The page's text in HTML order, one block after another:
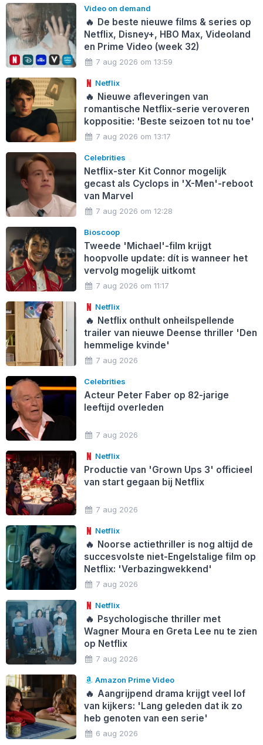
Video on demand
🔥 De beste nieuwe films & series op
Netflix, Disney+, HBO Max, Videoland
en Prime Video (week 32)
7 aug 2026 om 13:59
Netflix
🔥 Nieuwe afleveringen van
romantische Netflix-serie veroveren
koppositie: 'Beste seizoen tot nu toe'
7 aug 2026 om 13:17
Celebrities
Netflix-ster Kit Connor mogelijk
gecast als Cyclops in 'X-Men'-reboot
van Marvel
7 aug 2026 om 12:28
Bioscoop
Tweede 'Michael'-film krijgt
hoopvolle update: dít is wanneer het
vervolg mogelijk uitkomt
7 aug 2026 om 11:17
Netflix
🔥 Netflix onthult onheilspellende
trailer van nieuwe Deense thriller 'Den
hemmelige kvinde'
7 aug 2026
Celebrities
Acteur Peter Faber op 82-jarige
leeftijd overleden
7 aug 2026
Netflix
Productie van 'Grown Ups 3' officieel
van start gegaan bij Netflix
7 aug 2026
Netflix
🔥 Noorse actiethriller is nog altijd de
succesvolste niet-Engelstalige film op
Netflix: 'Verbazingwekkend'
7 aug 2026
Netflix
🔥 Psychologische thriller met
Wagner Moura en Greta Lee nu te zien
op Netflix
7 aug 2026
Amazon Prime Video
🔥 Aangrijpend drama krijgt veel lof
van kijkers: 'Lang geleden dat ik zo
heb genoten van een serie'
6 aug 2026